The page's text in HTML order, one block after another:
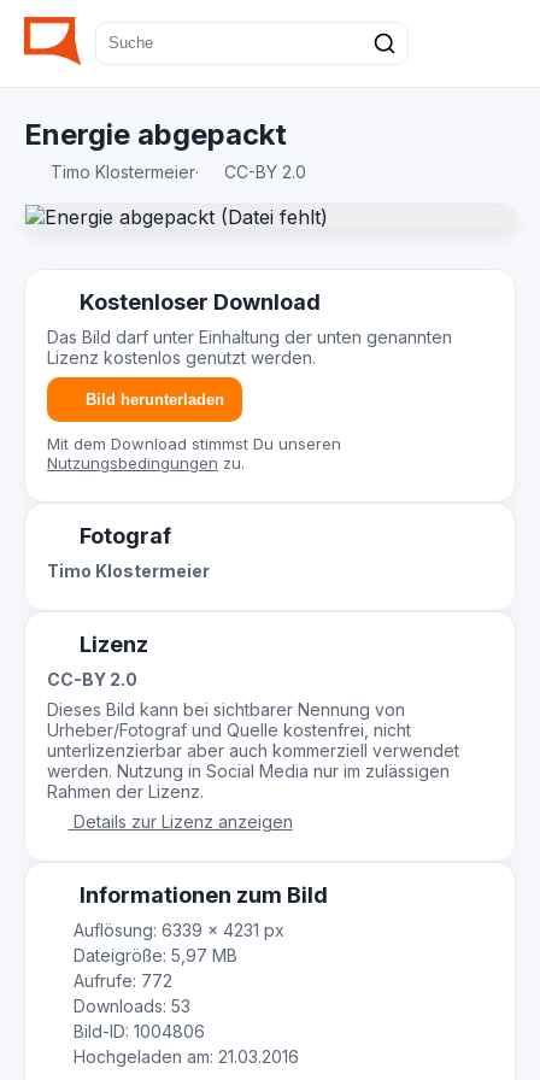
Energie abgepackt
Timo Klostermeier· CC-BY 2.0
Kostenloser Download
Das Bild darf unter Einhaltung der unten genannten
Lizenz kostenlos genutzt werden.
Bild herunterladen
Mit dem Download stimmst Du unseren
Nutzungsbedingungen zu.
Fotograf
Timo Klostermeier
Lizenz
CC-BY 2.0
Dieses Bild kann bei sichtbarer Nennung von
Urheber/Fotograf und Quelle kostenfrei, nicht
unterlizenzierbar aber auch kommerziell verwendet
werden. Nutzung in Social Media nur im zulässigen
Rahmen der Lizenz.
Details zur Lizenz anzeigen
Informationen zum Bild
Auflösung: 6339 × 4231 px
Dateigröße: 5,97 MB
Aufrufe: 772
Downloads: 53
Bild-ID: 1004806
Hochgeladen am: 21.03.2016